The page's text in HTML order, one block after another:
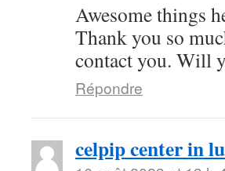
Awesome things
Thank you so
contact you. Will
Répondre
celpip center in